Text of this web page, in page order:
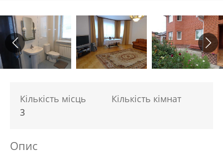
Кількість місць
3
Кількість кімнат
Опис